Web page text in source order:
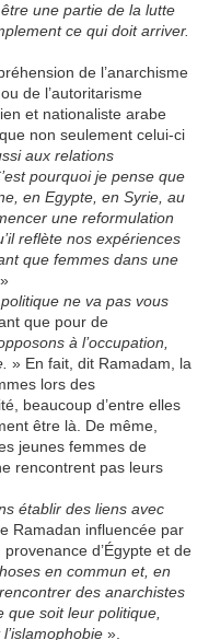
une partie de la lutte
ce qui doit arriver.
de l’anarchisme
de l’autoritarisme
et nationaliste arabe
non seulement celui-ci
aux relations
pourquoi je pense que
en Egypte, en Syrie, au
une reformulation
reflète nos expériences
que femmes dans une
ne va pas vous
que pour de
à l’occupation,
» En fait, dit Ramadam, la
lors des
beaucoup d’entre elles
être là. De même,
jeunes femmes de
rencontrent pas leurs
établir des liens avec
Ramadan influencée par
d’Égypte et de
en commun et, en
des anarchistes
soit leur politique,
».